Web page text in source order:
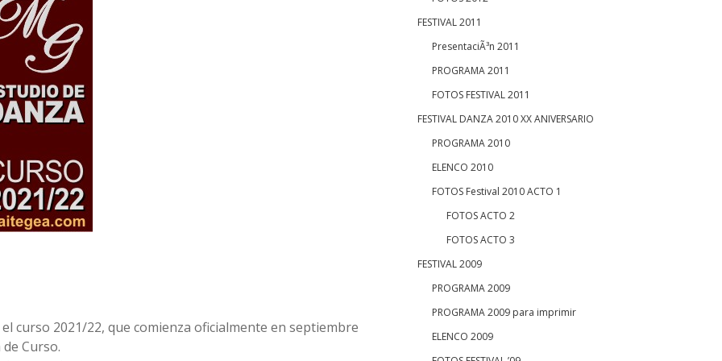
curso 2021/22, que comienza oficialmente en septiembre
Curso.
FESTIVAL 2011
PresentaciÃ³n 2011
PROGRAMA 2011
FOTOS FESTIVAL 2011
FESTIVAL DANZA 2010 XX ANIVERSARIO
PROGRAMA 2010
ELENCO 2010
FOTOS Festival 2010 ACTO 1
FOTOS ACTO 2
FOTOS ACTO 3
FESTIVAL 2009
PROGRAMA 2009
PROGRAMA 2009 para imprimir
ELENCO 2009